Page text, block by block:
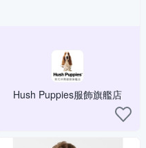
Hush Puppies服飾旗艦店